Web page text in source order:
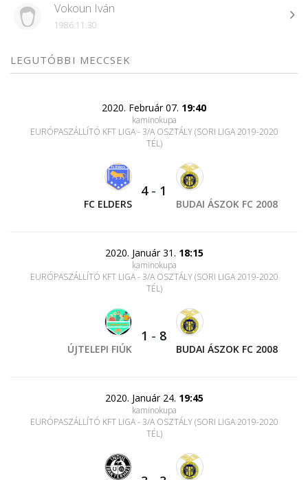
Vokoun Iván
1986.11.30
LEGUTÓBBI MECCSEK
2020. Február 07. 19:40
kaminokupa
EURÓPASZÁLLÍTÓ KFT LIGA - 3/A OSZTÁLY (SORI LIGA 2019-2020
TÉL)
FC ELDERS
4- 1
BUDAI ÁSZOK FC 2008
2020. Január 31. 18:15
kaminokupa
EURÓPASZÁLLÍTÓ KFT LIGA - 3/A OSZTÁLY (SORI LIGA 2019-2020
TÉL)
ÚJTELEPI FIÚK
1 - 8
BUDAI ÁSZOK FC 2008
2020. Január 24. 19:45
kaminokupa
EURÓPASZÁLLÍTÓ KFT LIGA - 3/A OSZTÁLY (SORI LIGA 2019-2020
TÉL)